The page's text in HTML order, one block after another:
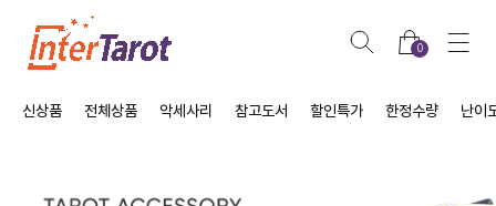
0
신상품 전체상품 악세사리 참고도서 할인특가 한정수량 난이